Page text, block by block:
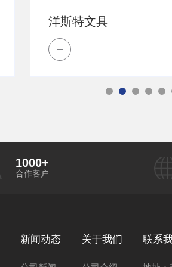
洋斯特文具
1000+
合作客户
新闻动态 关于我们 联系